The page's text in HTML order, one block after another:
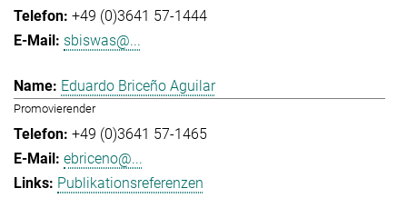
+49 (0)3641 57-1444
sbiswas@...
Eduardo Briceño Aguilar
Promovierender
+49 (0)3641 57-1465
ebriceno@...
Publikationsreferenzen